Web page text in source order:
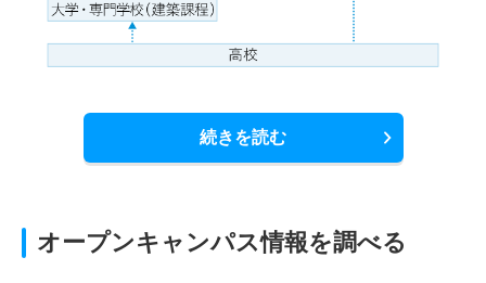
続きを読む
オープンキャンパス情報を調べる